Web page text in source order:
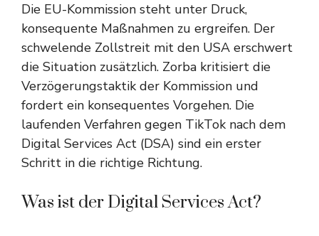
Die EU-Kommission steht unter Druck,
konsequente Maßnahmen zu ergreifen. Der
schwelende Zollstreit mit den USA erschwert
die Situation zusätzlich. Zorba kritisiert die
Verzögerungstaktik der Kommission und
fordert ein konsequentes Vorgehen. Die
laufenden Verfahren gegen TikTok nach dem
Digital Services Act (DSA) sind ein erster
Schritt in die richtige Richtung.
Was ist der Digital Services Act?